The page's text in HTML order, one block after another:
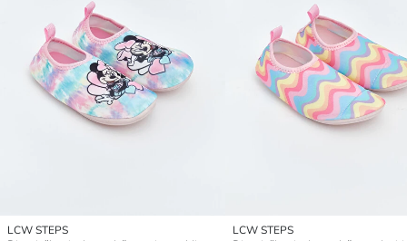
LCW STEPS
LCW STEPS